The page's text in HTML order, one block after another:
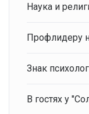
Наука и
Профлидеру
Знак
В гостях у